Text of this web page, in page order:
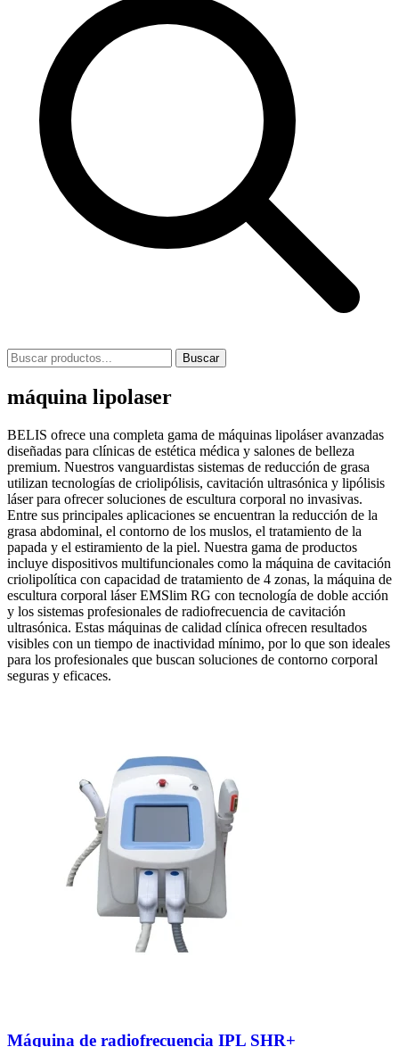
Buscar
máquina lipolaser
BELIS ofrece una completa gama de máquinas lipoláser avanzadas
diseñadas para clínicas de estética médica y salones de belleza
premium. Nuestros vanguardistas sistemas de reducción de grasa
utilizan tecnologías de criolipólisis, cavitación ultrasónica y lipólisis
láser para ofrecer soluciones de escultura corporal no invasivas.
Entre sus principales aplicaciones se encuentran la reducción de la
grasa abdominal, el contorno de los muslos, el tratamiento de la
papada y el estiramiento de la piel. Nuestra gama de productos
incluye dispositivos multifuncionales como la máquina de cavitación
criolipolítica con capacidad de tratamiento de 4 zonas, la máquina de
escultura corporal láser EMSlim RG con tecnología de doble acción
y los sistemas profesionales de radiofrecuencia de cavitación
ultrasónica. Estas máquinas de calidad clínica ofrecen resultados
visibles con un tiempo de inactividad mínimo, por lo que son ideales
para los profesionales que buscan soluciones de contorno corporal
seguras y eficaces.
Máquina de radiofrecuencia IPL SHR+